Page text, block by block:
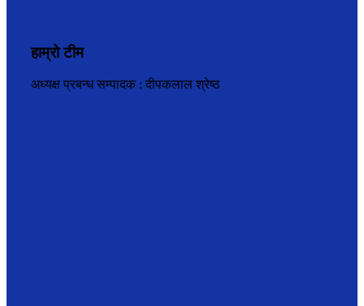
हाम्रो टीम
अध्यक्ष प्रबन्ध सम्पादक : दीपकलाल श्रेष्ठ